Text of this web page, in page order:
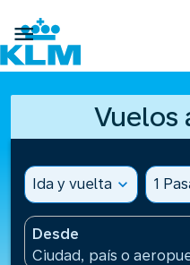

Vuelos
Ida y vuelta expand_more 1
Desde
Ciudad, país o